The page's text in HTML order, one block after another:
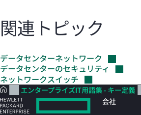
関連トピック
データセンターネットワーク
データセンターのセキュリティ
ネットワークスイッチ
エンタープライズIT用語集 - キー定義
会社